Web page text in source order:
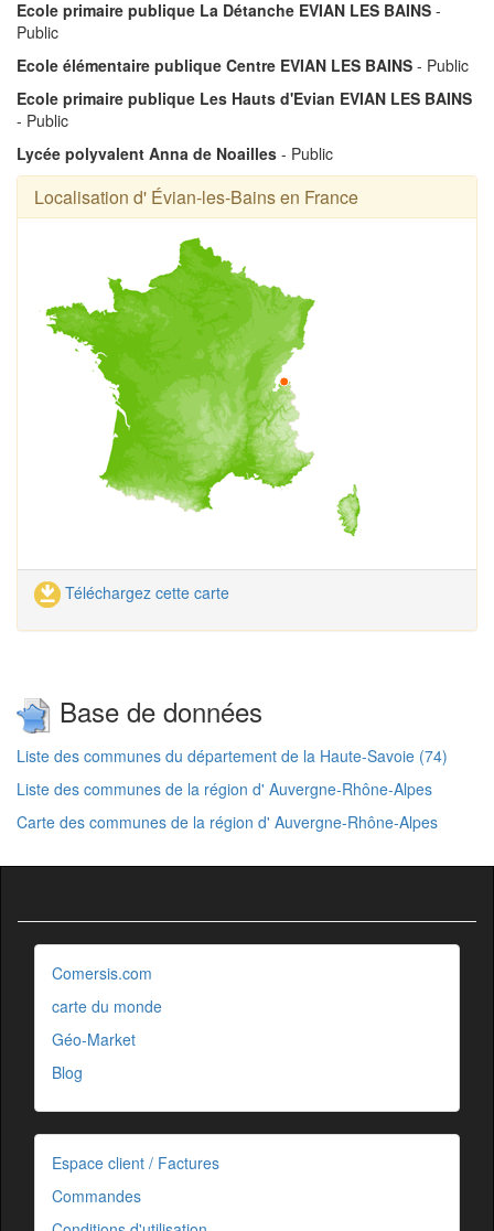
Ecole primaire publique La Détanche EVIAN LES BAINS -
Public
Ecole élémentaire publique Centre EVIAN LES BAINS - Public
Ecole primaire publique Les Hauts d'Evian EVIAN LES BAINS
- Public
Lycée polyvalent Anna de Noailles - Public
Localisation d' Évian-les-Bains en France
Téléchargez cette carte
Base de données
Liste des communes du département de la Haute-Savoie (74)
Liste des communes de la région d' Auvergne-Rhône-Alpes
Carte des communes de la région d' Auvergne-Rhône-Alpes
Comersis.com
carte du monde
Géo-Market
Blog
Espace client / Factures
Commandes